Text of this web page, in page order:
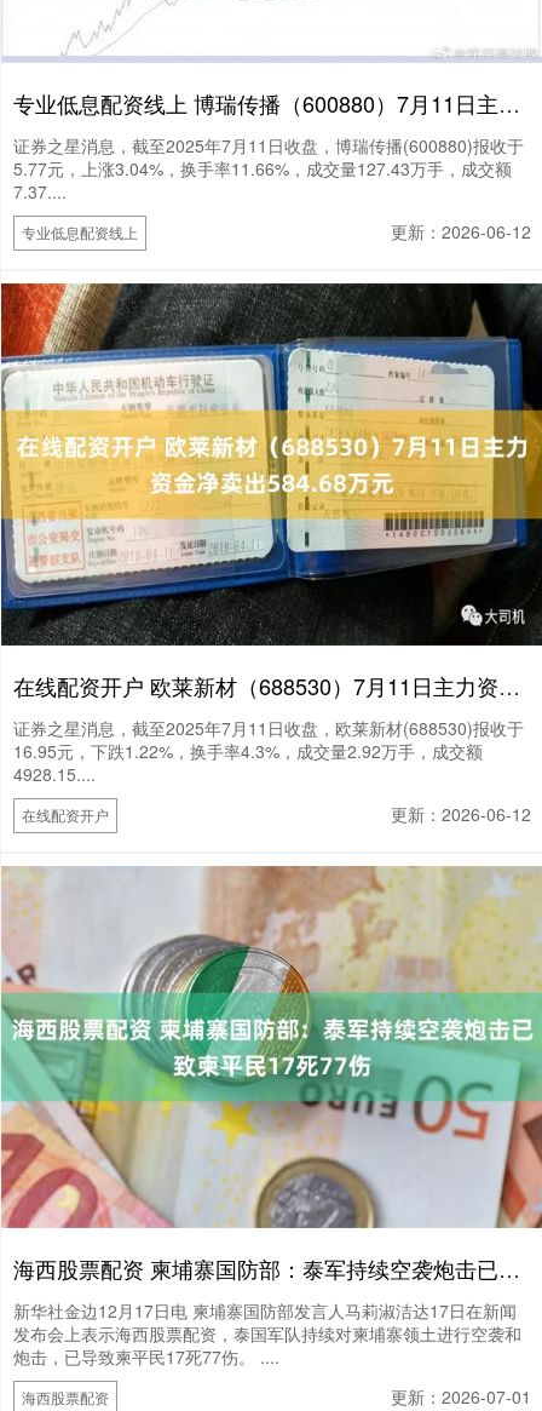
专业低息配资线上 博瑞传播（600880）7月11日主力资金净买入5855.47万元
证券之星消息，截至2025年7月11日收盘，博瑞传播(600880)报收于
5.77元，上涨3.04%，换手率11.66%，成交量127.43万手，成交额
7.37....
专业低息配资线上 更新：2026-06-12
在线配资开户 欧莱新材（688530）7月11日主力资金净卖出584.68万元
证券之星消息，截至2025年7月11日收盘，欧莱新材(688530)报收于
16.95元，下跌1.22%，换手率4.3%，成交量2.92万手，成交额
4928.15....
在线配资开户 更新：2026-06-12
海西股票配资 柬埔寨国防部：泰军持续空袭炮击已致柬平民17死77伤
新华社金边12月17日电 柬埔寨国防部发言人马莉淑洁达17日在新闻
发布会上表示海西股票配资，泰国军队持续对柬埔寨领土进行空袭和
炮击，已导致柬平民17死77伤。 ....
海西股票配资 更新：2026-07-01